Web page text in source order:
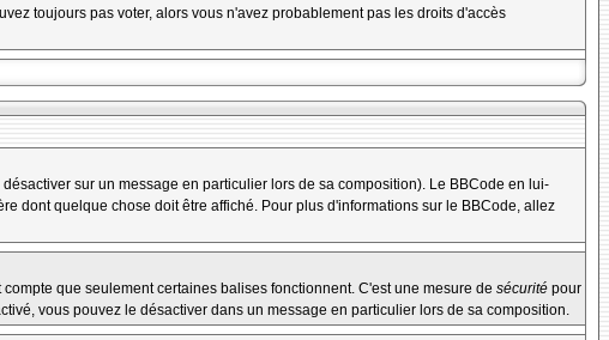
toujours pas voter, alors vous n'avez probablement pas les droits d'accès
sur un message en particulier lors de sa composition). Le BBCode en lui-
dont quelque chose doit être affiché. Pour plus d'informations sur le BBCode, allez
que seulement certaines balises fonctionnent. C'est une mesure de sécurité pour
vous pouvez le désactiver dans un message en particulier lors de sa composition.